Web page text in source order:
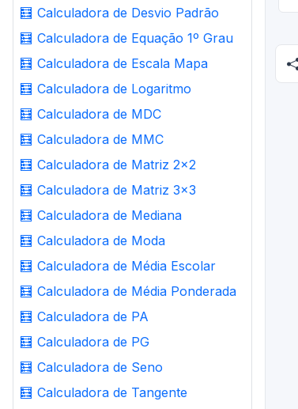
🧮 Calculadora de Desvio Padrão
🧮 Calculadora de Equação 1º Grau
🧮 Calculadora de Escala Mapa
🧮 Calculadora de Logaritmo
🧮 Calculadora de MDC
🧮 Calculadora de MMC
🧮 Calculadora de Matriz 2x2
🧮 Calculadora de Matriz 3x3
🧮 Calculadora de Mediana
🧮 Calculadora de Moda
🧮 Calculadora de Média Escolar
🧮 Calculadora de Média Ponderada
🧮 Calculadora de PA
🧮 Calculadora de PG
🧮 Calculadora de Seno
🧮 Calculadora de Tangente